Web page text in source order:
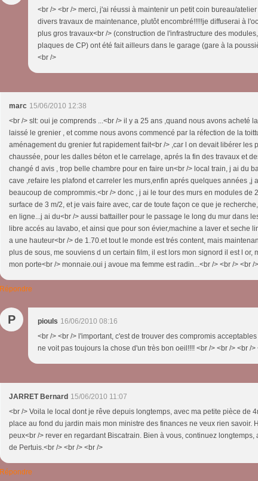
<br /> <br /> merci, j'ai réussi à maintenir un petit coin bureau/
divers travaux de maintenance, plutôt encombré!!!!!je diffuserai à
plus gros travaux<br /> (construction de l'infrastructure des
plaques de CP) ont été fait ailleurs dans le garage (gare à la
<br />
marc 15/06/2010 12:38
<br /> slt: oui je comprends ...<br /> il y a 25 ans ,quand nous avons acheté
laissé le grenier , et comme nous avons commencé par la réfection de la
aménagement du grenier fut rapidement fait<br /> ,car l on devait libérer les
chaussée, pour les dalles béton et le carrelage, aprés la fin des travaux et
changé d avis , trop belle chambre pour en faire un<br /> local train, j ai du
cave ,refaire les plafond et carreler les murs,enfin aprés quelques années ,j
beaucoup de comprommis.<br /> donc , j ai le tour des murs en modules de
surface de 3 m/2, et je vais faire avec, car de toute façon ce que je
en ligne...j ai du<br /> aussi battailler pour le passage le long du mur dans
libre accés au lavabo, et ainsi que pour son évier,machine a laver et seche
a une hauteur<br /> de 1.70.et tout le monde est trés content, mais
plus de sous, me souviens d un certain film, il est lors mon signord il est l or,
mon porte<br /> monnaie.oui j avoue ma femme est radin...<br /> <br /> <br />
Répondre
P piouls 16/06/2010 08:16
<br /> <br /> l'important, c'est de trouver des compromis
ne voit pas toujours la chose d'un très bon oeil!!!! <br /> <br /> <br />
JARRET Bernard 15/06/2010 11:07
<br /> Voila le local dont je rêve depuis longtemps, avec ma petite pièce de
place au fond du jardin mais mon ministre des finances ne veux rien savoir.
peux<br /> rever en regardant Biscatrain. Bien à vous, continuez longtemps,
de Pertuis.<br /> <br /> <br />
Répondre